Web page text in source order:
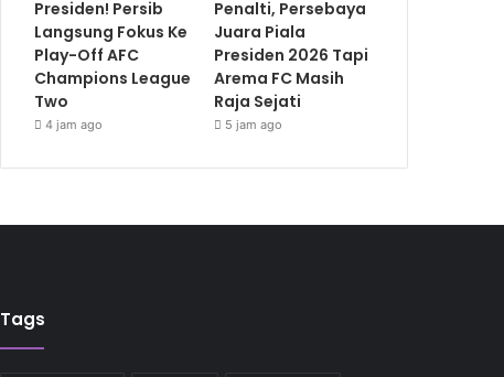
Presiden! Persib
Langsung Fokus Ke
Play-Off AFC
Champions League
Two
4 jam ago
Penalti, Persebaya
Juara Piala
Presiden 2026 Tapi
Arema FC Masih
Raja Sejati
5 jam ago
Tags